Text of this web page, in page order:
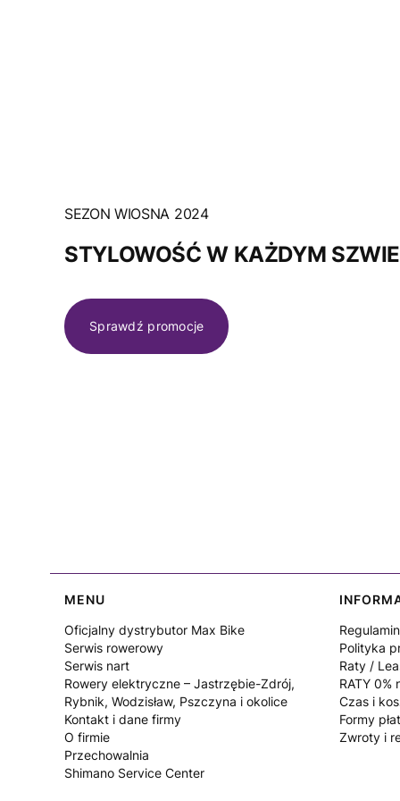
SEZON WIOSNA 2024
STYLOWOŚĆ W KAŻDYM SZWIE
Sprawdź promocje
Linki w stopce
MENU
Oficjalny dystrybutor Max Bike
Serwis rowerowy
Serwis nart
Rowery elektryczne – Jastrzębie-Zdrój,
Rybnik, Wodzisław, Pszczyna i okolice
Kontakt i dane firmy
O firmie
Przechowalnia
Shimano Service Center
Regulamin
Polityka
Raty /
RATY 0%
Czas i
Formy
Zwroty i